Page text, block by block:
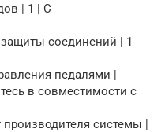
| 1 | С
соединений | 1
педалями |
в совместимости с
производителя системы |